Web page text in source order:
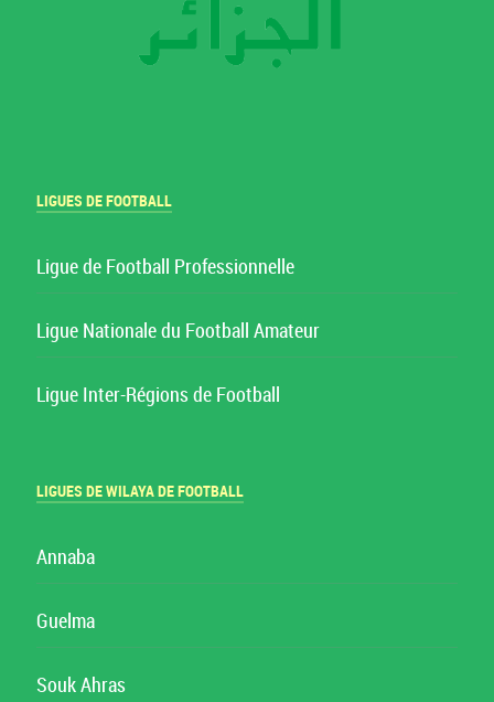
LIGUES DE FOOTBALL
Ligue de Football Professionnelle
Ligue Nationale du Football Amateur
Ligue Inter-Régions de Football
LIGUES DE WILAYA DE FOOTBALL
Annaba
Guelma
Souk Ahras